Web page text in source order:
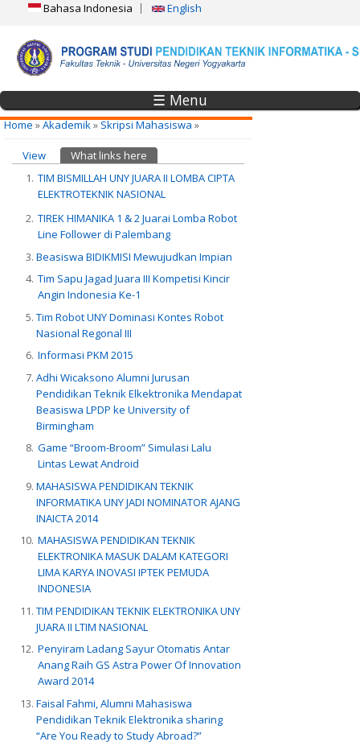
Bahasa Indonesia English
☰ Menu
You are here
Home»Akademik»Skripsi Mahasiswa»
Primary tabs
View What links here
TIM BISMILLAH UNY JUARA II LOMBA CIPTA
ELEKTROTEKNIK NASIONAL
TIREK HIMANIKA 1 & 2 Juarai Lomba Robot
Line Follower di Palembang
Beasiswa BIDIKMISI Mewujudkan Impian
Tim Sapu Jagad Juara III Kompetisi Kincir
Angin Indonesia Ke-1
Tim Robot UNY Dominasi Kontes Robot
Nasional Regonal III
Informasi PKM 2015
Adhi Wicaksono Alumni Jurusan
Pendidikan Teknik Elkektronika Mendapat
Beasiswa LPDP ke University of
Birmingham
Game “Broom-Broom” Simulasi Lalu
Lintas Lewat Android
MAHASISWA PENDIDIKAN TEKNIK
INFORMATIKA UNY JADI NOMINATOR AJANG
INAICTA 2014
MAHASISWA PENDIDIKAN TEKNIK
ELEKTRONIKA MASUK DALAM KATEGORI
LIMA KARYA INOVASI IPTEK PEMUDA
INDONESIA
TIM PENDIDIKAN TEKNIK ELEKTRONIKA UNY
JUARA II LTIM NASIONAL
Penyiram Ladang Sayur Otomatis Antar
Anang Raih GS Astra Power Of Innovation
Award 2014
Faisal Fahmi, Alumni Mahasiswa
Pendidikan Teknik Elektronika sharing
“Are You Ready to Study Abroad?”